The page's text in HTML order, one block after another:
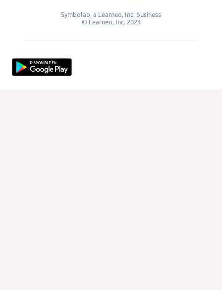
Symbolab, a Learneo, Inc. business
© Learneo, Inc. 2024